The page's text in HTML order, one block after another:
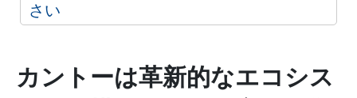
さい
カントーは革新的なエコシス